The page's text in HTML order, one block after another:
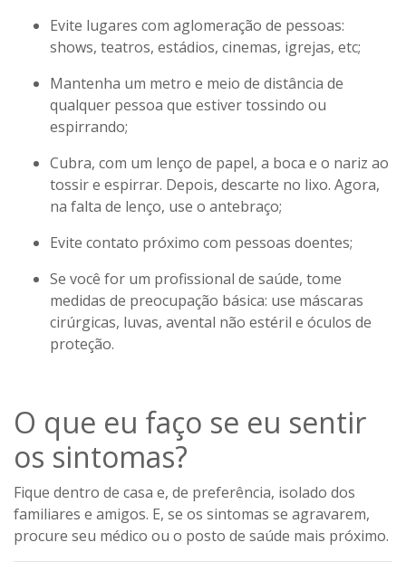
Evite lugares com aglomeração de pessoas:
shows, teatros, estádios, cinemas, igrejas, etc;
Mantenha um metro e meio de distância de
qualquer pessoa que estiver tossindo ou
espirrando;
Cubra, com um lenço de papel, a boca e o nariz ao
tossir e espirrar. Depois, descarte no lixo. Agora,
na falta de lenço, use o antebraço;
Evite contato próximo com pessoas doentes;
Se você for um profissional de saúde, tome
medidas de preocupação básica: use máscaras
cirúrgicas, luvas, avental não estéril e óculos de
proteção.
O que eu faço se eu sentir
os sintomas?
Fique dentro de casa e, de preferência, isolado dos
familiares e amigos. E, se os sintomas se agravarem,
procure seu médico ou o posto de saúde mais próximo.